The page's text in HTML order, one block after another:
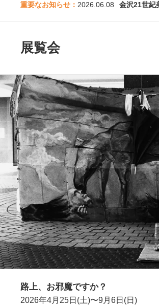
重要なお知らせ： 2026.06.08 金沢21世紀
展覧会
路上、お邪魔ですか？
2026年4月25日(土)〜9月6日(日)